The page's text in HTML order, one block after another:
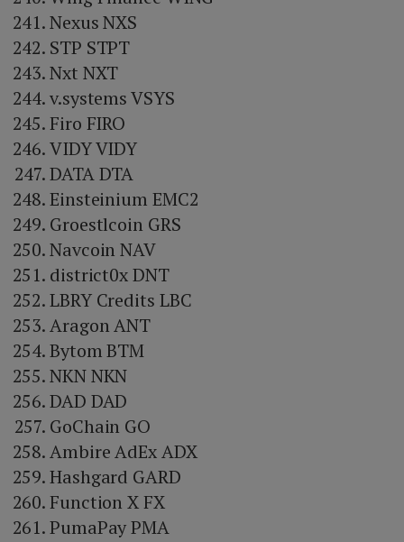
Nexus NXS
STP STPT
Nxt NXT
v.systems VSYS
Firo FIRO
VIDY VIDY
DATA DTA
Einsteinium EMC2
Groestlcoin GRS
Navcoin NAV
district0x DNT
LBRY Credits LBC
Aragon ANT
Bytom BTM
NKN NKN
DAD DAD
GoChain GO
Ambire AdEx ADX
Hashgard GARD
Function X FX
PumaPay PMA